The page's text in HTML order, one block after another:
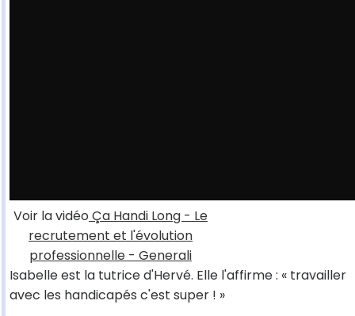
Voir la vidéo Ça Handi Long - Le
recrutement et l'évolution
professionnelle - Generali
Isabelle est la tutrice d'Hervé. Elle l'affirme : « travailler
avec les handicapés c'est super ! »